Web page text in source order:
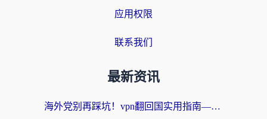
应用权限
联系我们
最新资讯
海外党别再踩坑！vpn翻回国实用指南——选对加速器，国内资源无缝用